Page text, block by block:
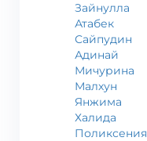
Зайнулла
Атабек
Сайпудин
Адинай
Мичурина
Малхун
Янжима
Халида
Поликсения